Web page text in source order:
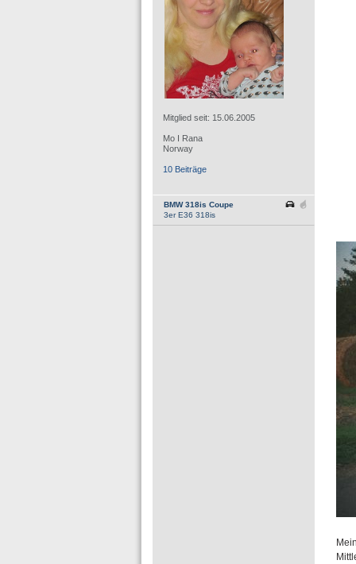
Mitglied seit: 15.06.2005
Mo I Rana
Norway
10 Beiträge
BMW 318is Coupe
3er E36 318is